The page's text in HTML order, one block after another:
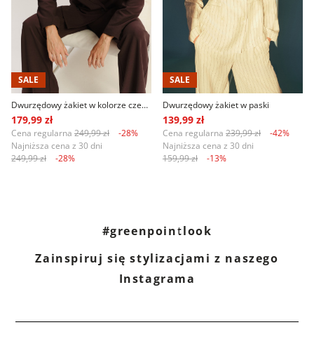
SALE
Dwurzędowy żakiet w kolorze czekoladowego brązu
179,99 zł
Cena regularna 249,99 zł
-28%
Najniższa cena z 30 dni
249,99 zł
-28%
SALE
Dwurzędowy żakiet w paski
139,99 zł
Cena regularna 239,99 zł
-42%
Najniższa cena z 30 dni
159,99 zł
-13%
#greenpointlook
Zainspiruj się stylizacjami z naszego
Instagrama